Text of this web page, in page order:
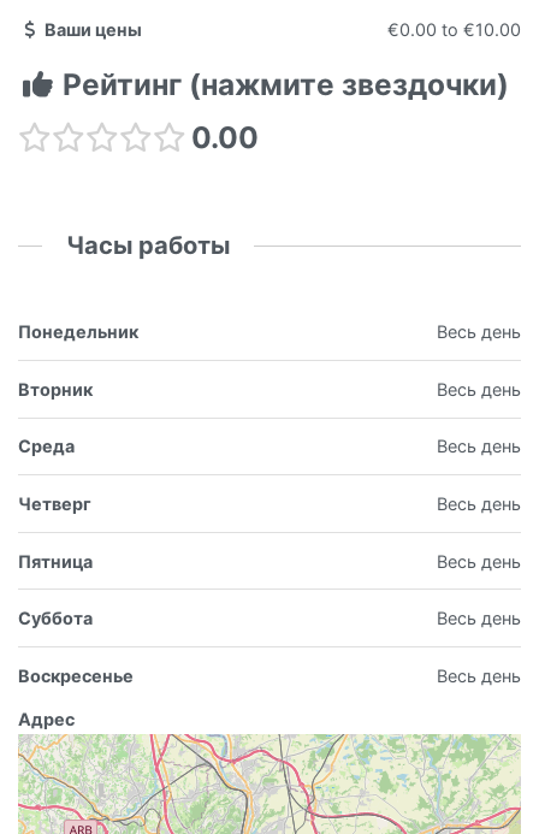
Ваши цены €0.00 to €10.00
Рейтинг (нажмите звездочки)
0.00
Часы работы
Понедельник Весь день
Вторник Весь день
Среда Весь день
Четверг Весь день
Пятница Весь день
Суббота Весь день
Воскресенье Весь день
Адрес